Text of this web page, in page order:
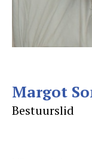
Margot
Bestuurslid